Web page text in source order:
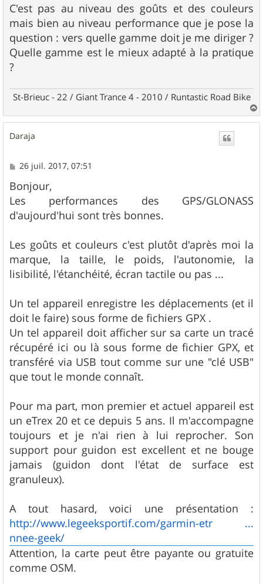
s
s
a
g
e
C'est pas au niveau des goûts et des couleurs
mais bien au niveau performance que je pose la
question : vers quelle gamme doit je me diriger ?
Quelle gamme est le mieux adapté à la pratique
?
St-Brieuc - 22 / Giant Trance 4 - 2010 / Runtastic Road Bike
a
Daraja
M
s
s
a
g
e
26 juil. 2017, 07:51
Bonjour,
Les performances des GPS/GLONASS
d'aujourd'hui sont très bonnes.
Les goûts et couleurs c'est plutôt d'après moi la
marque, la taille, le poids, l'autonomie, la
lisibilité, l'étanchéité, écran tactile ou pas ...
Un tel appareil enregistre les déplacements (et il
doit le faire) sous forme de fichiers GPX .
Un tel appareil doit afficher sur sa carte un tracé
récupéré ici ou là sous forme de fichier GPX, et
transféré via USB tout comme sur une "clé USB"
que tout le monde connaît.
Pour ma part, mon premier et actuel appareil est
un eTrex 20 et ce depuis 5 ans. Il m'accompagne
toujours et je n'ai rien à lui reprocher. Son
support pour guidon est excellent et ne bouge
jamais (guidon dont l'état de surface est
granuleux).
A tout hasard, voici une présentation :
http://www.legeeksportif.com/garmin-etr ...
nnee-geek/
Attention, la carte peut être payante ou gratuite
comme OSM.